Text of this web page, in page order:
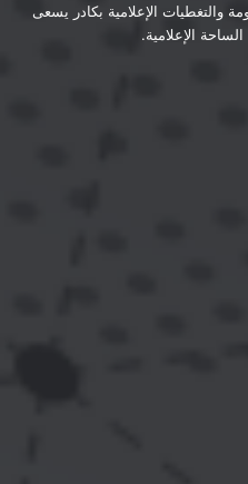
والتغطيات الإعلامية بكادر يسعى
الإعلامية.